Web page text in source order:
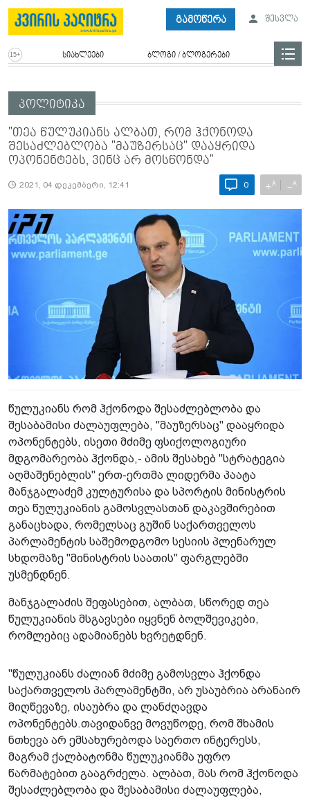
გამოწერა შესვლა
სიახლეები ბლოგი / ბლოგერები
პოლიტიკა
"თეა წულუკიანს ალბათ, რომ ჰქონოდა
შესაძლებლობა "მაუზერსაც" დააყრიდა
ოპონენტებს, ვინც არ მოსწონდა"
2021, 04 დეკემბერი, 12:41 0 +A −A
წულუკიანს რომ ჰქონოდა შესაძლებლობა და
შესაბამისი ძალაუფლება, "მაუზერსაც" დააყრიდა
ოპონენტებს, ისეთი მძიმე ფსიქოლოგიური
მდგომარეობა ჰქონდა,- ამის შესახებ "სტრატეგია
აღმაშენებლის" ერთ-ერთმა ლიდერმა პაატა
მანჯგალაძემ კულტურისა და სპორტის მინისტრის
თეა წულუკიანის გამოსვლასთან დაკავშირებით
განაცხადა, რომელსაც გუშინ საქართველოს
პარლამენტის საშემოდგომო სესიის პლენარულ
სხდომაზე "მინისტრის საათის" ფარგლებში
უსმენდნენ.
მანჯგალაძის შეფასებით, ალბათ, სწორედ თეა
წულუკიანის მსგავსები იყვნენ ბოლშევიკები,
რომლებიც ადამიანებს ხვრეტდნენ.
"წულუკიანს ძალიან მძიმე გამოსვლა ჰქონდა
საქართველოს პარლამენტში, არ უსაუბრია არანაირ
მიღწევაზე, ისაუბრა და ლანძღავდა
ოპონენტებს.თავიდანვე მოვუწოდე, რომ შხამის
ნთხევა არ ემსახურებოდა საერთო ინტერესს,
მაგრამ ქალბატონმა წულუკიანმა უფრო
წარმატებით გააგრძელა. ალბათ, მას რომ ჰქონოდა
შესაძლებლობა და შესაბამისი ძალაუფლება,